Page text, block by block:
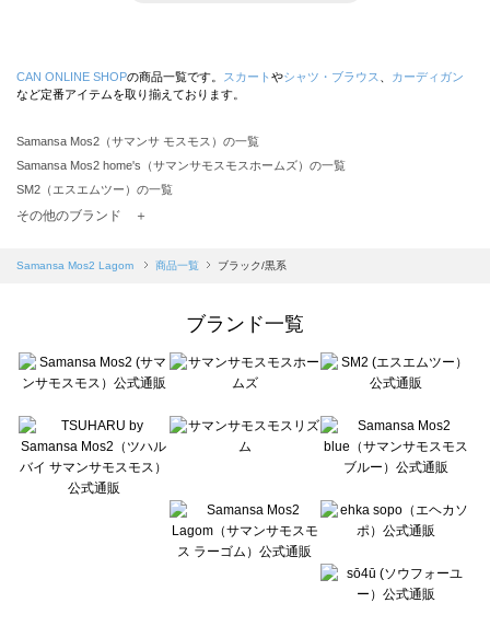
CAN ONLINE SHOPの商品一覧です。 スカート やシャツ・ブラウス
カーディガン
など定番アイテムを取り揃えております。
Samansa Mos2（サマンサ モスモス）の一覧
Samansa Mos2 home's（サマンサモスモスホームズ）の一覧
SM2（エスエムツー）の一覧
TSUHARU by Samansa Mos2（ツハルバイサマンサモスモス）の一覧
Samansa Mos2 blue（サマンサモスモス ブルー）の一覧
Te chichi（テチチ）の一覧
Te chichi CLASSIC（テチチ クラシック）の一覧
Lugnoncure（ルノンキュール）の一覧
BETTY'S BLUE（べティーズブルー）の一覧
Wpc.（ワールドパーティー）の一覧
その他のブランド ＋
Samansa Mos2 Lagom 商品一覧 ブラック/黒系
ブランド一覧